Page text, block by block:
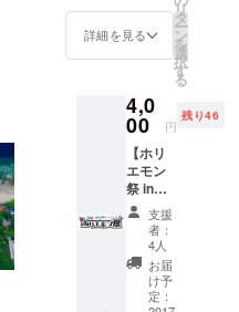
行委員
によ
る、心
のこ
た、手
書きの
お礼状
を送り
ます。
詳細を見る
リ
タ
ー
ン
を
選
択
す
る
4,0
00 円
残り46
【ホリ
エモン
祭 in
Cebu実
行委員
メン
バーか
らお手
紙 with
支援
者：
4人
お届
け予
定：